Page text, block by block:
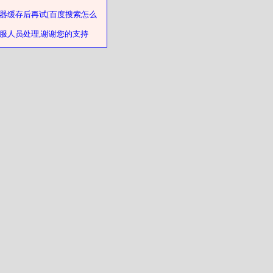
缓存后再试[百度搜索怎么
人员处理,谢谢您的支持